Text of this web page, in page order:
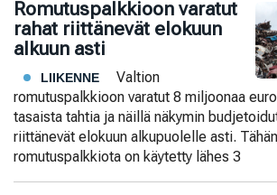
Romutuspalkkioon varatut
rahat riittänevät elokuun
alkuun asti
LIIKENNE
Valtion
romutuspalkkioon varatut 8 miljoonaa
tasaista tahtia ja näillä näkymin
riittänevät elokuun alkupuolelle asti.
romutuspalkkiota on käytetty lähes 3